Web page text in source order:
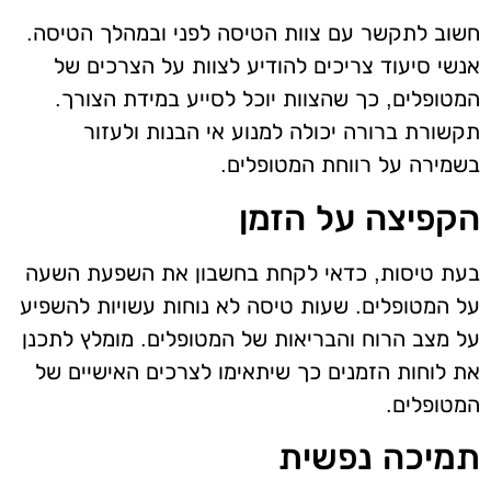
חשוב לתקשר עם צוות הטיסה לפני ובמהלך הטיסה.
אנשי סיעוד צריכים להודיע לצוות על הצרכים של
המטופלים, כך שהצוות יוכל לסייע במידת הצורך.
תקשורת ברורה יכולה למנוע אי הבנות ולעזור
בשמירה על רווחת המטופלים.
הקפיצה על הזמן
בעת טיסות, כדאי לקחת בחשבון את השפעת השעה
על המטופלים. שעות טיסה לא נוחות עשויות להשפיע
על מצב הרוח והבריאות של המטופלים. מומלץ לתכנן
את לוחות הזמנים כך שיתאימו לצרכים האישיים של
המטופלים.
תמיכה נפשית